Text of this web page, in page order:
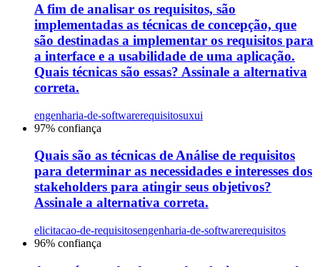
A fim de analisar os requisitos, são
implementadas as técnicas de concepção, que
são destinadas a implementar os requisitos para
a interface e a usabilidade de uma aplicação.
Quais técnicas são essas? Assinale a alternativa
correta.
engenharia-de-softwarerequisitosuxui
97% confiança
Quais são as técnicas de Análise de requisitos
para determinar as necessidades e interesses dos
stakeholders para atingir seus objetivos?
Assinale a alternativa correta.
elicitacao-de-requisitosengenharia-de-softwarerequisitos
96% confiança